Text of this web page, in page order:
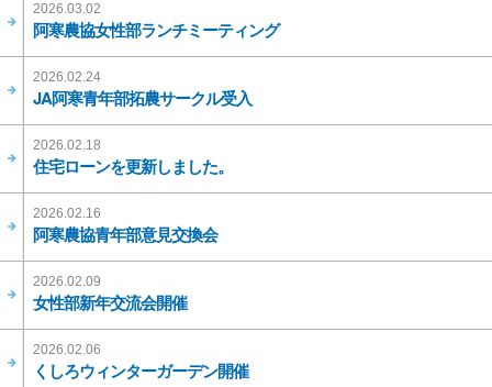
2026.03.02
阿寒農協女性部ランチミーティング
2026.02.24
JA阿寒青年部拓農サークル受入
2026.02.18
住宅ローンを更新しました。
2026.02.16
阿寒農協青年部意見交換会
2026.02.09
女性部新年交流会開催
2026.02.06
くしろウィンターガーデン開催